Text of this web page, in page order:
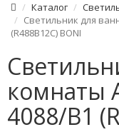
Каталог
Светильник для
(R488B12C) BONI
комнаты
4088/B1